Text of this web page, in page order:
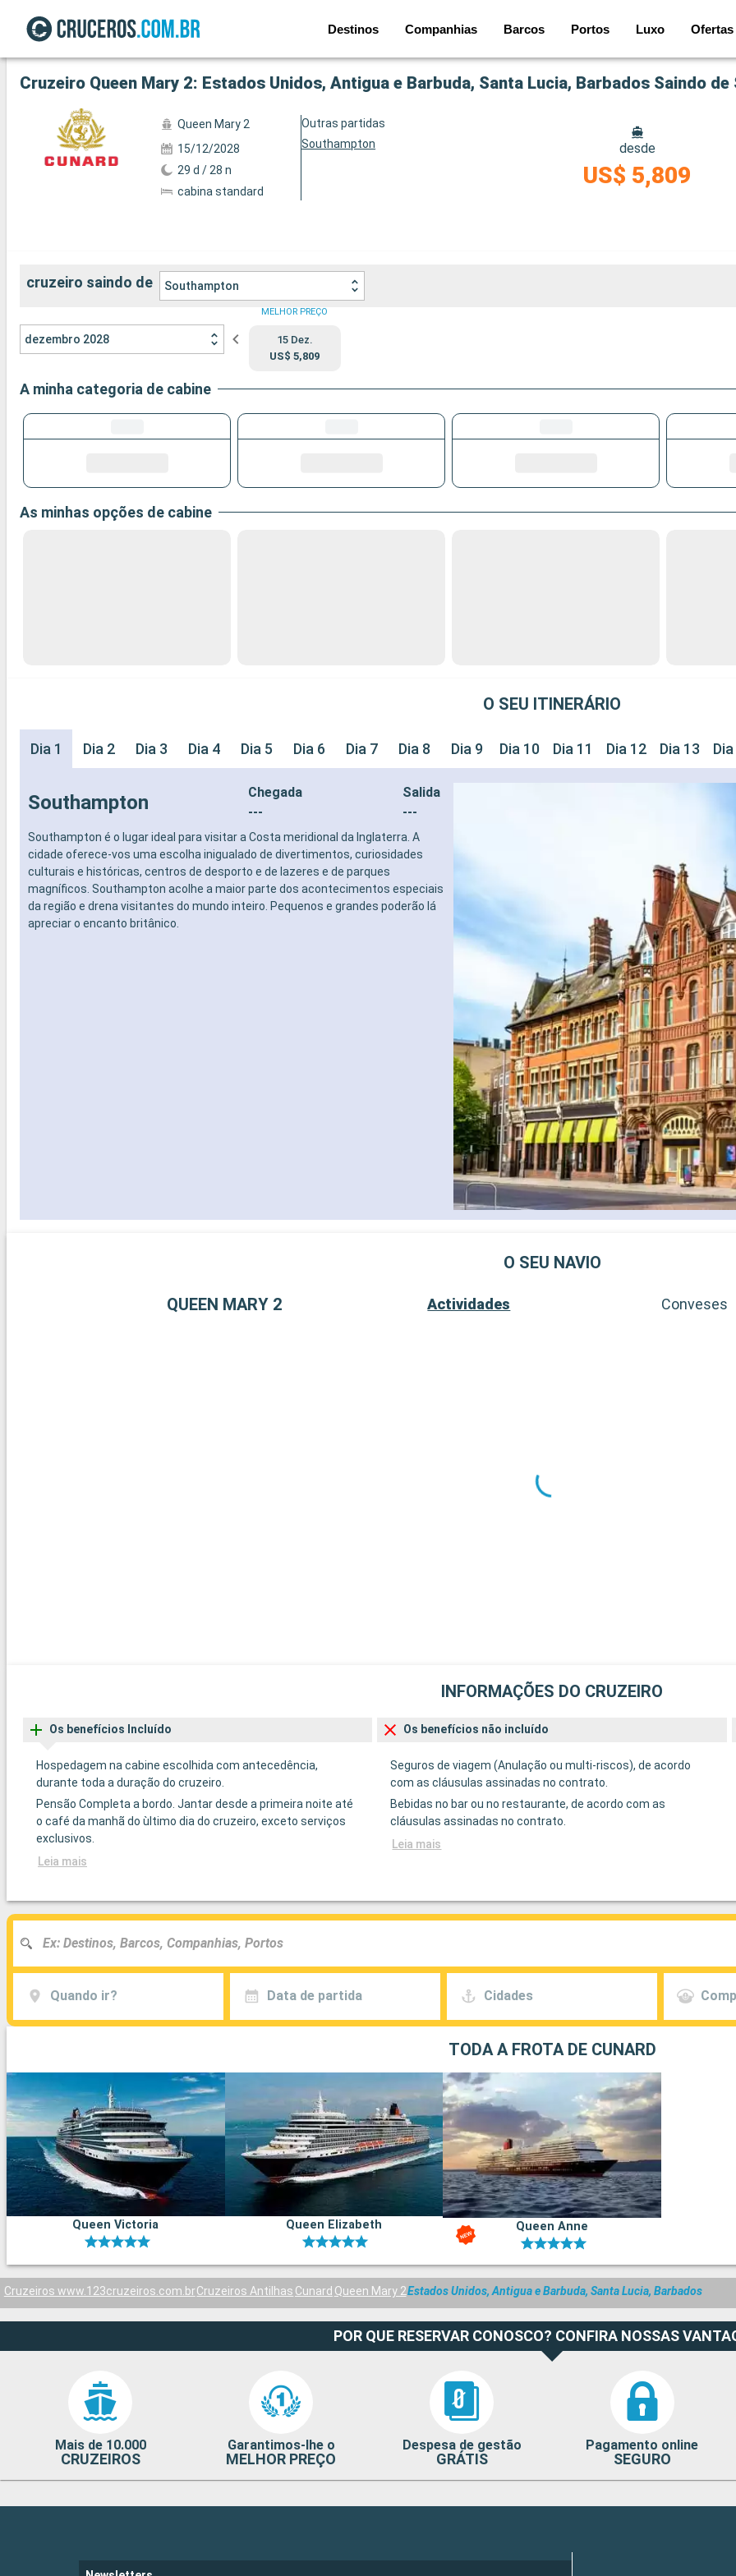
Destinos Companhias Barcos Portos Luxo Ofertas
Ver a 90 fotos
Cruzeiro Queen Mary 2: Estados Unidos, Antigua e Barbuda, Santa Lucia, Barbados Saindo
Queen Mary 2
15/12/2028
29 d / 28 n
cabina standard
Outras partidas
Southampton
desde
US$ 5,809
cruzeiro saindo de Southampton
dezembro 2028
MELHOR PREÇO
15 Dez.
US$ 5,809
A minha categoria de cabine
As minhas opções de cabine
O SEU ITINERÁRIO
Dia 1 Dia 2 Dia 3 Dia 4 Dia 5 Dia 6 Dia 7 Dia 8 Dia 9 Dia 10 Dia 11 Dia 12 Dia 13
Southampton
Chegada
---
Salida
---
Southampton é o lugar ideal para visitar a Costa meridional da Inglaterra. A
cidade oferece-vos uma escolha inigualado de divertimentos, curiosidades
culturais e históricas, centros de desporto e de lazeres e de parques
magníficos. Southampton acolhe a maior parte dos acontecimentos especiais
da região e drena visitantes do mundo inteiro. Pequenos e grandes poderão lá
apreciar o encanto britânico.
O SEU NAVIO
QUEEN MARY 2 Actividades Conveses
INFORMAÇÕES DO CRUZEIRO
Os benefícios Incluído
Hospedagem na cabine escolhida com antecedência,
durante toda a duração do cruzeiro.
Pensão Completa a bordo. Jantar desde a primeira noite até
o café da manhã do ùltimo dia do cruzeiro, exceto serviços
exclusivos.
Leia mais
Os benefícios não incluído
Seguros de viagem (Anulação ou multi-riscos), de acordo
com as cláusulas assinadas no contrato.
Bebidas no bar ou no restaurante, de acordo com as
cláusulas assinadas no contrato.
Leia mais
Quando ir? Data de partida Cidades
TODA A FROTA DE CUNARD
Queen Victoria Queen Elizabeth Queen Anne
Cruzeiros www.123cruzeiros.com.brCruzeiros Antilhas Cunard Queen Mary 2Estados Unidos, Antigua e Barbuda, Santa Lucia, Barbados
POR QUE RESERVAR CONOSCO? CONFIRA NOSSAS
Mais de 10.000
CRUZEIROS
Garantimos-lhe o
MELHOR PREÇO
Despesa de gestão
GRÁTIS
Pagamento online
SEGURO